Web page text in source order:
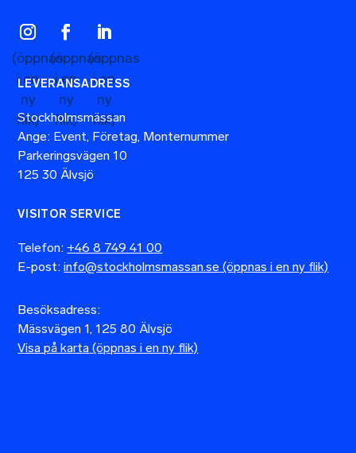
LEVERANSADRESS
Stockholmsmässan
Ange: Event, Företag, Monternummer
Parkeringsvägen 10
125 30 Älvsjö
VISITOR SERVICE
Telefon: +46 8 749 41 00
E-post:info@stockholmsmassan.se
Besöksadress:
Mässvägen 1, 125 80 Älvsjö
Visa på karta